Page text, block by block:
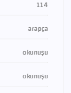
114
arapça
okunuşu
okunuşu